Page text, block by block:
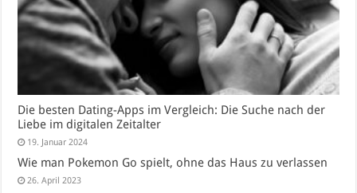
Die besten Dating-Apps im Vergleich: Die Suche nach der
Liebe im digitalen Zeitalter
19. Januar 2024
Wie man Pokemon Go spielt, ohne das Haus zu verlassen
26. April 2023